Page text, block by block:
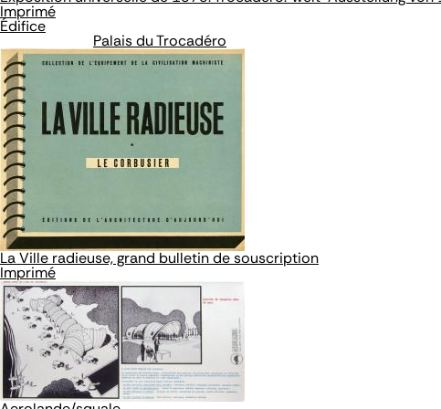
Imprimé
Édifice
Palais du Trocadéro
La Ville radieuse, grand bulletin de souscription
Imprimé